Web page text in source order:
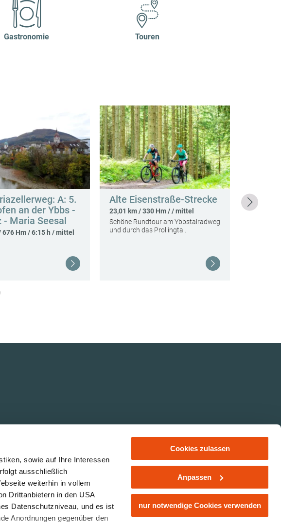
sowie auf Ihre Interessen
ausschließlich
weiterhin in vollem
Drittanbietern in den USA
Datenschutzniveau, und es ist
Anordnungen gegenüber den
Cookies zulassen
Anpassen
nur notwendige Cookies verwenden
Gastronomie Touren
A: 5.
an der Ybbs -
- Maria Seesal
676 Hm / 6:15 h / mittel
Alte Eisenstraße-Strecke
23,01 km / 330 Hm / / mittel
Schöne Rundtour am Ybbstalradweg
und durch das Prollingtal.
OÖ
Impressum Datenschutz Jobs